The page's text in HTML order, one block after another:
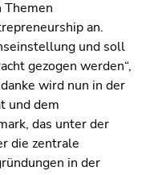
an.
und soll
gezogen werden“,
wird nun in der
und dem
das unter der
die zentrale
in der